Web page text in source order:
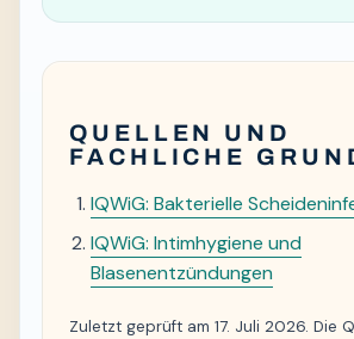
QUELLEN UND
FACHLICHE
IQWiG: Bakterielle
IQWiG: Intimhygiene und
Blasenentzündungen
Zuletzt geprüft am 17. Juli 2026. Die